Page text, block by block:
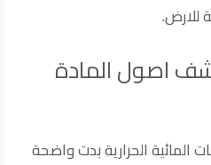
للارض.
اصول المادة
المائية الحرارية بدت واضحة